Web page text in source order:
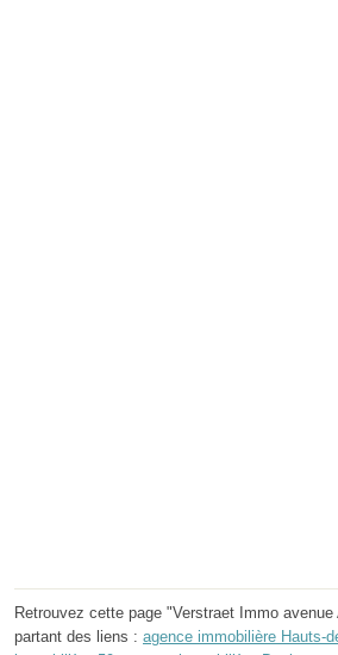
Retrouvez cette page "Verstraet Immo
partant des liens : agence immobilière Hauts-